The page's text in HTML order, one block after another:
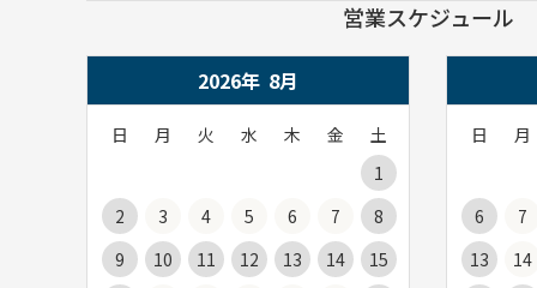
営業スケジュール
2026年 8月
日 月 火 水 木 金
土
1
2
3 4 5 6 7
8
9
10 11 12 13 14
15
日 月
6
7
13
14